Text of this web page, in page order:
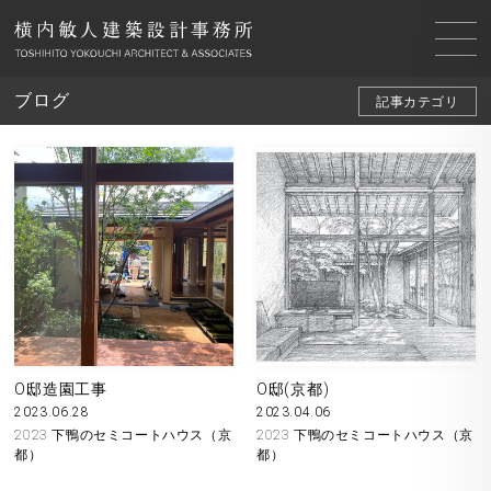
ブログ 記事カテゴリ
O邸造園工事
2023.06.28
2023 下鴨のセミコートハウス（京
都）
O邸(京都)
2023.04.06
2023 下鴨のセミコートハウス（京
都）